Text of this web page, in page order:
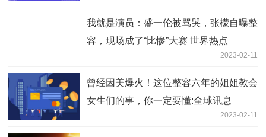
我就是演员：盛一伦被骂哭，张檬自曝整
容，现场成了“比惨”大赛 世界热点
2023-02-11
曾经因美爆火！这位整容六年的姐姐教会
女生们的事，你一定要懂:全球讯息
2023-02-11